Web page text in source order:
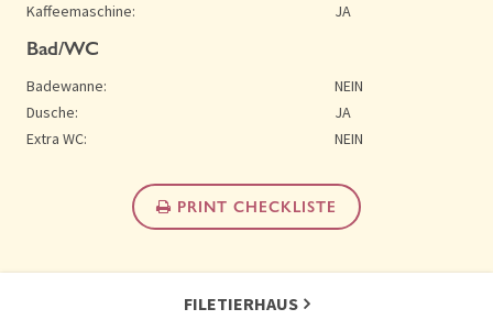
Kaffeemaschine:
JA
Bad/WC
Badewanne:
NEIN
Dusche:
JA
Extra WC:
NEIN
PRINT CHECKLISTE
FILETIERHAUS